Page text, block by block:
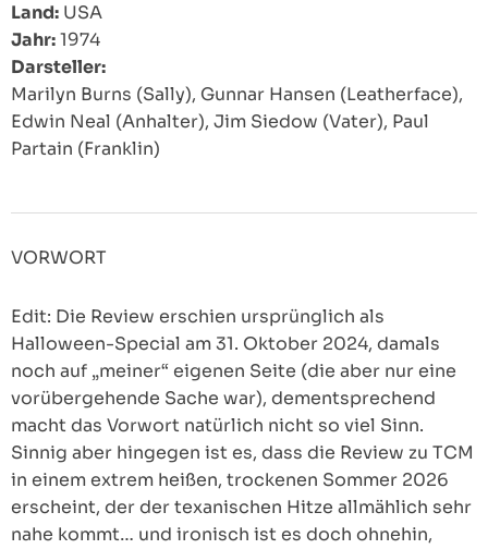
Land: USA
Jahr:1974
Darsteller:
Marilyn Burns (Sally), Gunnar Hansen (Leatherface),
Edwin Neal (Anhalter), Jim Siedow (Vater), Paul
Partain (Franklin)
VORWORT
Edit: Die Review erschien ursprünglich als
Halloween-Special am 31. Oktober 2024, damals
noch auf „meiner“ eigenen Seite (die aber nur eine
vorübergehende Sache war), dementsprechend
macht das Vorwort natürlich nicht so viel Sinn.
Sinnig aber hingegen ist es, dass die Review zu TCM
in einem extrem heißen, trockenen Sommer 2026
erscheint, der der texanischen Hitze allmählich sehr
nahe kommt… und ironisch ist es doch ohnehin,